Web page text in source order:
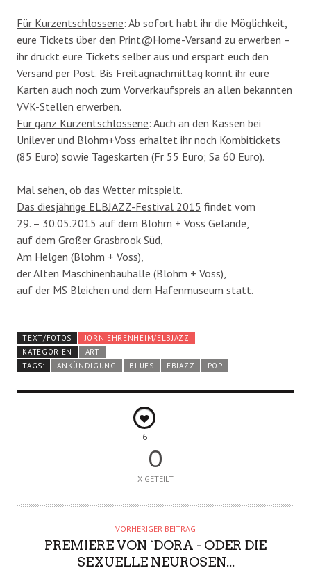
Für Kurzentschlossene: Ab sofort habt ihr die Möglichkeit,
eure Tickets über den Print@Home-Versand zu erwerben –
ihr druckt eure Tickets selber aus und erspart euch den
Versand per Post. Bis Freitagnachmittag könnt ihr eure
Karten auch noch zum Vorverkaufspreis an allen bekannten
VVK-Stellen erwerben.
Für ganz Kurzentschlossene: Auch an den Kassen bei
Unilever und Blohm+Voss erhaltet ihr noch Kombitickets
(85 Euro) sowie Tageskarten (Fr 55 Euro; Sa 60 Euro).
Mal sehen, ob das Wetter mitspielt.
Das diesjährige ELBJAZZ-Festival 2015 findet vom
29. – 30.05.2015 auf dem Blohm + Voss Gelände,
auf dem Großer Grasbrook Süd,
Am Helgen (Blohm + Voss),
der Alten Maschinenbauhalle (Blohm + Voss),
auf der MS Bleichen und dem Hafenmuseum statt.
TEXT/FOTOS
JÖRN EHRENHEIM/ELBJAZZ
KATEGORIEN
ART
TAGS:
ANKÜNDIGUNG BLUES EBJAZZ POP
6
0
X GETEILT
VORHERIGER BEITRAG
PREMIERE VON `DORA - ODER DIE
SEXUELLE NEUROSEN...